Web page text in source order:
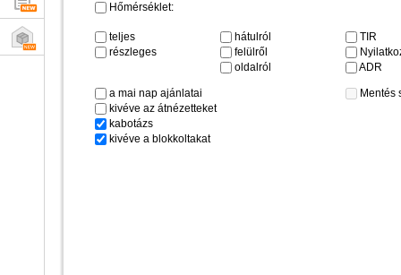
Hőmérséklet:
teljes
részleges
hátulról
felülről
oldalról
TIR
ADR
a mai nap ajánlatai
kivéve az átnézetteket
kabotázs
kivéve a blokkoltakat
Mentés